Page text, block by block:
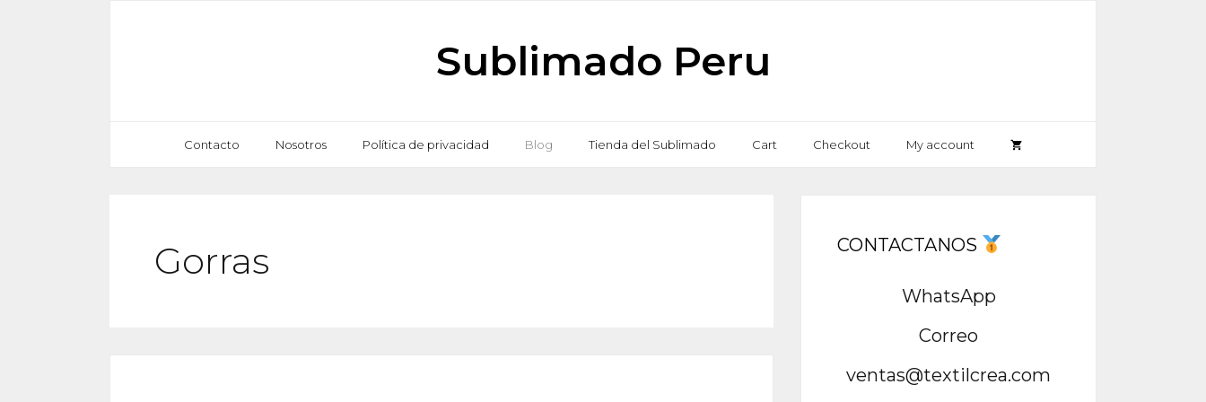
Sublimado Peru
Contacto Nosotros Política de privacidad Blog Tienda del Sublimado Cart Checkout My account
Gorras CONTACTANOS
WhatsApp
Correo
ventas@textilcrea.com